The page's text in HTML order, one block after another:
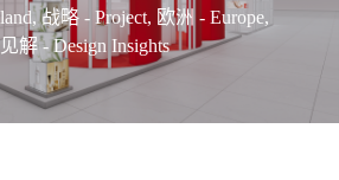
,战略 - Project, 欧洲 - Europe,
解 - Design Insights